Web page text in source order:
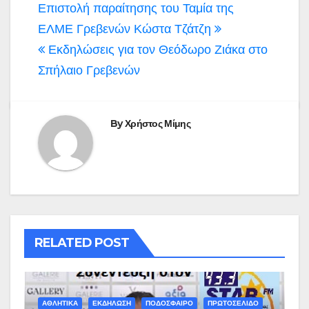
Πλοήγηση
άρθρων
Επιστολή παραίτησης του Ταμία της
ΕΛΜΕ Γρεβενών Κώστα Τζάτζη
Εκδηλώσεις για τον Θεόδωρο Ζιάκα στο
Σπήλαιο Γρεβενών
ByΧρήστος Μίμης
RELATED POST
ΑΘΛΗΤΙΚΑ ΕΚΔΗΛΩΣΗ ΠΟΔΟΣΦΑΙΡΟ ΠΡΩΤΟΣΕΛΙΔΟ